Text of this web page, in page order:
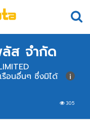
ส จำกัด
305
รือนอื่นๆ ซึ่งมิได้